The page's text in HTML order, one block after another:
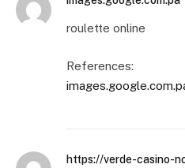
roulette online
References:
https://verde-casino-